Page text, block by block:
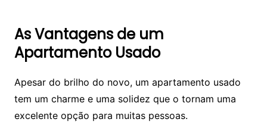
As Vantagens de um
Apartamento Usado
Apesar do brilho do novo, um apartamento usado
tem um charme e uma solidez que o tornam uma
excelente opção para muitas pessoas.